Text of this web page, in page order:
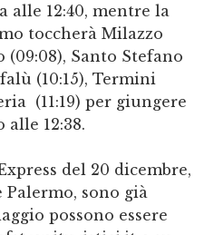
alle 12:40, mentre la
toccherà Milazzo
(09:08), Santo Stefano
(10:15), Termini
(11:19) per giungere
12:38.
del 20 dicembre,
sono già
possono essere